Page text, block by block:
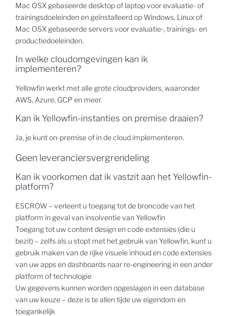
Mac OSX gebaseerde desktop of laptop voor evaluatie- of
trainingsdoeleinden en geïnstalleerd op Windows, Linux of
Mac OSX gebaseerde servers voor evaluatie-, trainings- en
productiedoeleinden.
In welke cloudomgevingen kan ik
implementeren?
Yellowfin werkt met alle grote cloudproviders, waaronder
AWS, Azure, GCP en meer.
Kan ik Yellowfin-instanties on premise draaien?
Ja, je kunt on-premise of in de cloud implementeren.
Geen leveranciersvergrendeling
Kan ik voorkomen dat ik vastzit aan het Yellowfin-
platform?
ESCROW – verleent u toegang tot de broncode van het
platform in geval van insolventie van Yellowfin
Toegang tot uw content design en code extensies (die u
bezit) – zelfs als u stopt met het gebruik van Yellowfin, kunt u
gebruik maken van de rijke visuele inhoud en code extensies
van uw apps en dashboards naar re-engineering in een ander
platform of technologie
Uw gegevens kunnen worden opgeslagen in een database
van uw keuze – deze is te allen tijde uw eigendom en
toegankelijk